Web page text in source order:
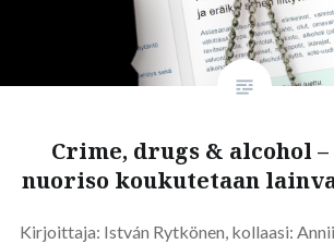
Crime, drugs & alcohol
nuoriso koukutetaan
Kirjoittaja: István Rytkönen, kollaasi: